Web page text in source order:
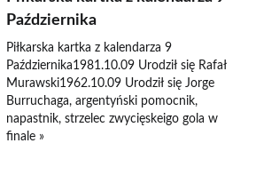
Października
Piłkarska kartka z kalendarza 9
Października1981.10.09 Urodził się Rafał
Murawski1962.10.09 Urodził się Jorge
Burruchaga, argentyński pomocnik,
napastnik, strzelec zwycięskeigo gola w
finale »